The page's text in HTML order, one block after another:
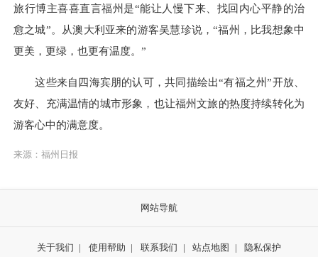
旅行博主喜喜直言福州是“能让人慢下来、找回内心平静的治
愈之城”。从澳大利亚来的游客吴慧珍说，“福州，比我想象中
更美，更绿，也更有温度。”
这些来自四海宾朋的认可，共同描绘出“有福之州”开放、
友好、充满温情的城市形象，也让福州文旅的热度持续转化为
游客心中的满意度。
来源：福州日报
网站导航
关于我们 | 使用帮助 | 联系我们 | 站点地图 | 隐私保护